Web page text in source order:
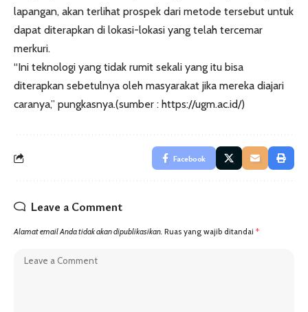
lapangan, akan terlihat prospek dari metode tersebut untuk
dapat diterapkan di lokasi-lokasi yang telah tercemar
merkuri.
“Ini teknologi yang tidak rumit sekali yang itu bisa
diterapkan sebetulnya oleh masyarakat jika mereka diajari
caranya,” pungkasnya.(sumber : https://ugm.ac.id/)
Facebook
Leave a Comment
Alamat email Anda tidak akan dipublikasikan. Ruas yang wajib ditandai *